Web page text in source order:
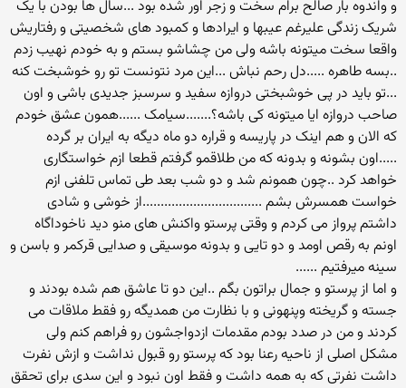
و واندوه بار صالح برام سخت و زجر اور شده بود ...سال ها بودن با یک
شریک زندگی علیرغم عیبها و ایرادها و کمبود های شخصیتی و رفتاریش
واقعا سخت میتونه باشه ولی من چشاشو بستم و به خودم نهیب زدم
..بسه طاهره .....دل رحم نباش ...این مرد نتونست تو رو خوشبخت کنه
...تو باید در پی خوشبختی دروازه سفید و سرسبز جدیدی باشی و اون
صاحب دروازه ایا میتونه کی باشه؟.......سیامک ......همون عشق خودم
که الان و هم اینک در پاریسه و قراره دو ماه دیگه به ایران بر گرده
.....اون بشونه و بدونه که من طلاقمو گرفتم قطعا ازم خواستگاری
خواهد کرد ..چون همونم شد و دو شب بعد طی تماس تلفنی ازم
خواست همسرش بشم .................................از خوشی و شادی
داشتم پرواز می کردم و وقتی پرستو واکنش های منو دید ناخوداگاه
اونم به رقص اومد و دو تایی و بدونه موسیقی و صدایی قرکمر و باسن و
سینه میرفتیم ......
و اما از پرستو و جمال براتون بگم ..این دو تا عاشق هم شده بودند و
جسته و گریخته وپنهونی و با نظارت من همدیگه رو فقط ملاقات می
کردند و من در صدد بودم مقدمات ازدواجشون رو فراهم کنم ولی
مشکل اصلی از ناحیه رعنا بود که پرستو رو قبول نداشت و ازش نفرت
داشت نفرتی که به همه داشت و فقط اون نبود و این سدی برای تحقق